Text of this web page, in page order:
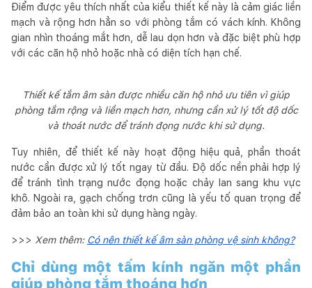
Điểm được yêu thích nhất của kiểu thiết kế này là cảm giác liền
mạch và rộng hơn hẳn so với phòng tắm có vách kính. Không
gian nhìn thoáng mắt hơn, dễ lau dọn hơn và đặc biệt phù hợp
với các căn hộ nhỏ hoặc nhà có diện tích hạn chế.
Thiết kế tắm âm sàn được nhiều căn hộ nhỏ ưu tiên vì giúp
phòng tắm rộng và liền mạch hơn, nhưng cần xử lý tốt độ dốc
và thoát nước để tránh đọng nước khi sử dụng.
Tuy nhiên, để thiết kế này hoạt động hiệu quả, phần thoát
nước cần được xử lý tốt ngay từ đầu. Độ dốc nền phải hợp lý
để tránh tình trạng nước đọng hoặc chảy lan sang khu vực
khô. Ngoài ra, gạch chống trơn cũng là yếu tố quan trọng để
đảm bảo an toàn khi sử dụng hàng ngày.
>>> Xem thêm: Có nên thiết kế âm sàn phòng vệ sinh không?
Chỉ dùng một tấm kính ngăn một phần
giúp phòng tắm thoáng hơn